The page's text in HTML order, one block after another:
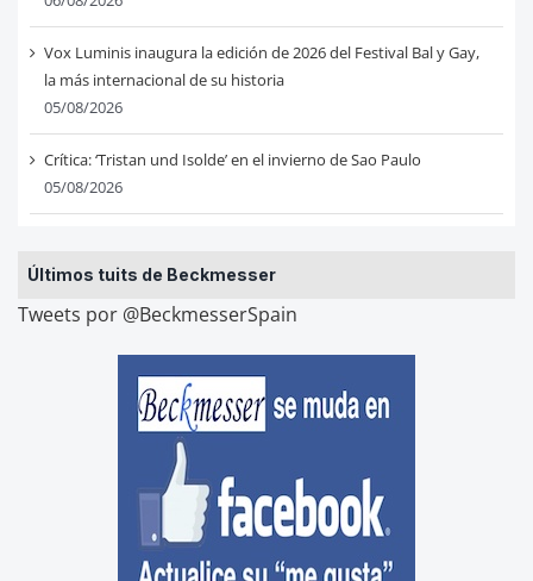
Vox Luminis inaugura la edición de 2026 del Festival Bal y Gay,
la más internacional de su historia
05/08/2026
Crítica: ‘Tristan und Isolde’ en el invierno de Sao Paulo
05/08/2026
Últimos tuits de Beckmesser
Tweets por @BeckmesserSpain